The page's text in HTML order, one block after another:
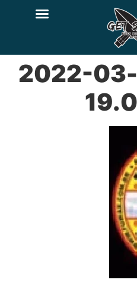
צילום מסך 2022-03-